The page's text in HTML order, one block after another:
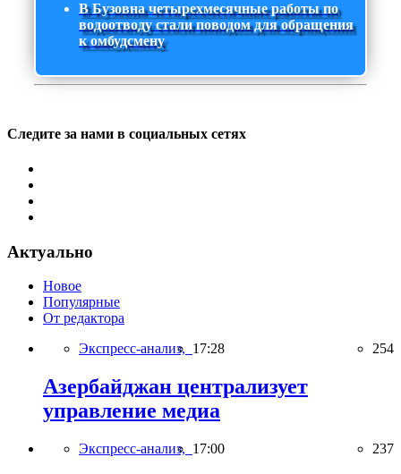
В Бузовна четырехмесячные работы по
водоотводу стали поводом для обращения
к омбудсмену
Следите за нами в социальных сетях
Актуально
Новое
Популярные
От редактора
Экспресс-анализ, 17:28 254
Азербайджан централизует
управление медиа
Экспресс-анализ, 17:00 237